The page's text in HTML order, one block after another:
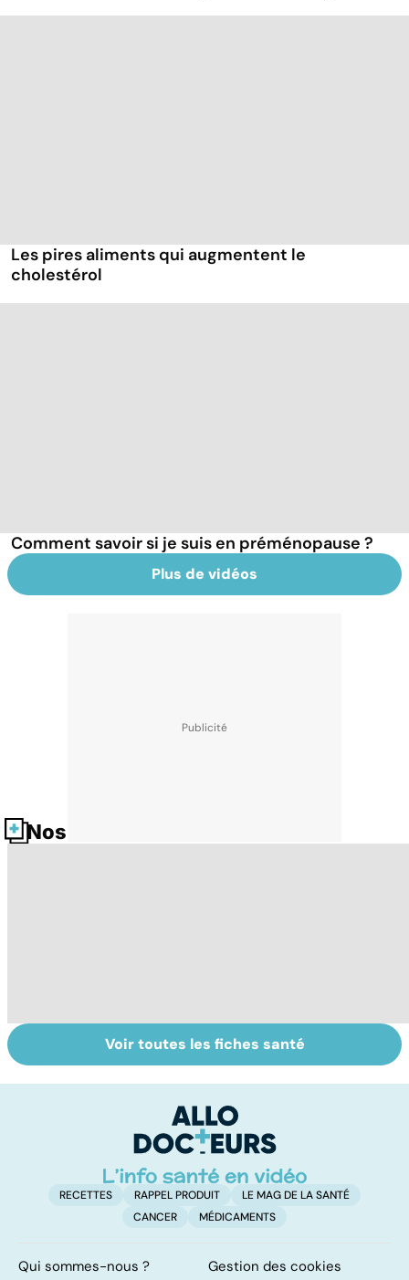
Les pires aliments qui augmentent le
cholestérol
Comment savoir si je suis en préménopause ?
Plus de vidéos
Nos fiches santé
Dérèglement
hormonal : et si
Tout savoir sur
les infections
Voir toutes les fiches santé
RECETTES RAPPEL PRODUIT
LE MAG DE LA SANTÉ
CANCER
MÉDICAMENTS
Qui sommes-nous ? Gestion des cookies